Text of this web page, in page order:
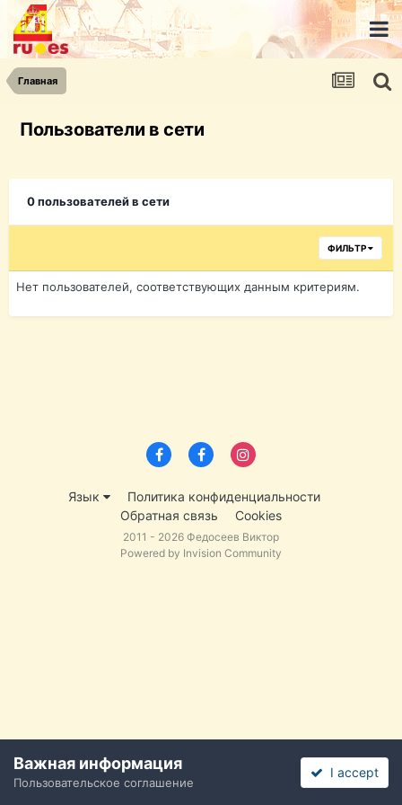
Главная
Пользователи в сети
0 пользователей в сети
ФИЛЬТР
Нет пользователей, соответствующих данным критериям.
Язык
Политика конфиденциальности
Обратная связь
Cookies
2011 - 2026 Федосеев Виктор
Powered by Invision Community
Важная информация
Пользовательское соглашение
I accept